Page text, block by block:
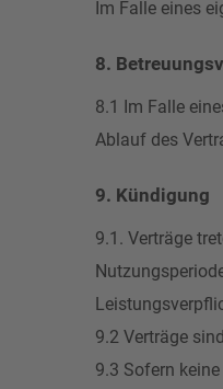
Im Falle eines
8.
8.1 Im Falle
Ablauf des
9. Kündigung
9.1. Verträge
9.2 Verträge
9.3 Sofern